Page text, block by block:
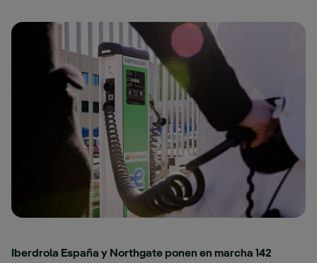
Iberdrola España y Northgate ponen en marcha 142